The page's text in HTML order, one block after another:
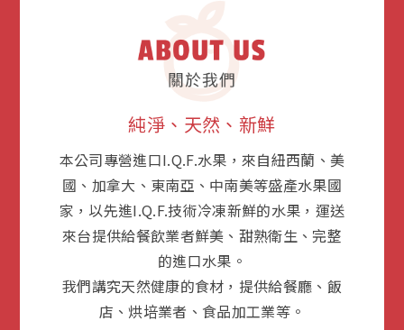
純淨、天然、新鮮
本公司專營進口I.Q.F.水果，來自紐西蘭、美
國、加拿大、東南亞、中南美等盛產水果國
家，以先進I.Q.F.技術冷凍新鮮的水果，運送
來台提供給餐飲業者鮮美、甜熟衛生、完整
的進口水果。
我們講究天然健康的食材，提供給餐廳、飯
店、烘培業者、食品加工業等。